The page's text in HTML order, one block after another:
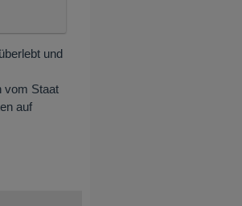
und
vom Staat
auf